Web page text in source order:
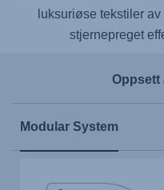
luksuriøse tekstiler
stjernepreget
Oppsett
Modular System